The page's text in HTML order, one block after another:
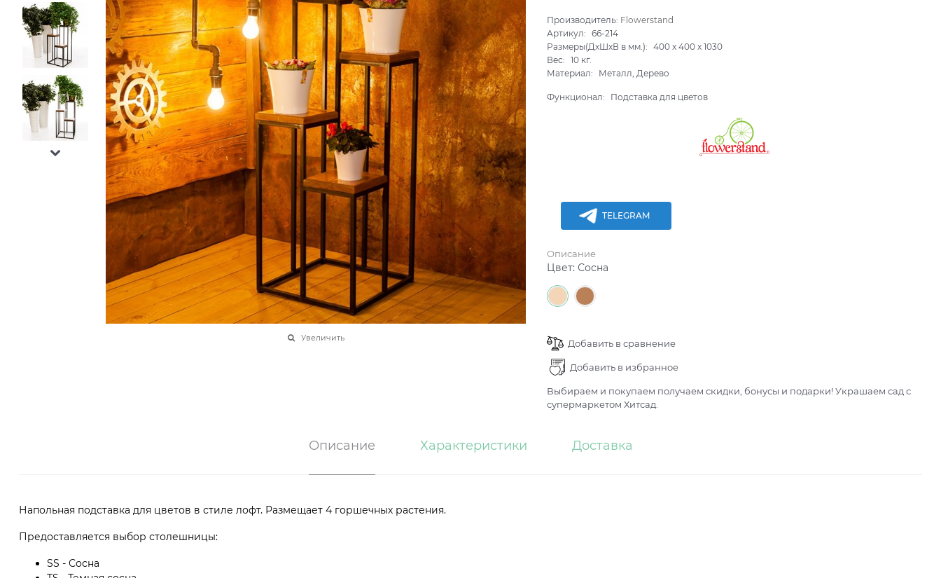
Увеличить
Производитель: Flowerstand
Артикул:
66-214
Размеры(ДхШхВ в мм.):
400 x400 x1030
Вес:
10 кг.
Материал:
Металл, Дерево
Функционал: Подставка для цветов
TELEGRAM
Описание
Цвет:Сосна
Добавить в сравнение
Добавить в избранное
Выбираем и покупаем получаем скидки, бонусы и подарки! Украшаем сад с
супермаркетом Хитсад.
Описание Характеристики Доставка
Напольная подставка для цветов в стиле лофт. Размещает 4 горшечных растения.
Предоставляется выбор столешницы:
SS - Сосна